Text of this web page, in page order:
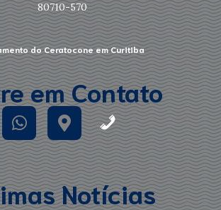
80710-570
do Ceratocone em Curitiba
em Contato
Notícias